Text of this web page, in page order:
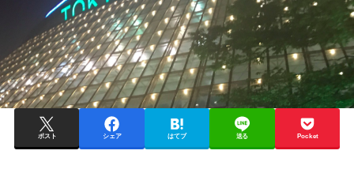
ポスト シェア はてブ 送る Pocket